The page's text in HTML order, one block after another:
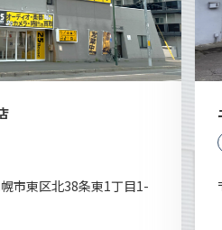
市東区北38条東1丁目1-